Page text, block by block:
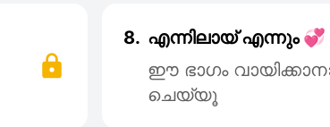
8. എന്നിലായ് എന്നും 💞
ഈ ഭാഗം
ചെയ്യൂ